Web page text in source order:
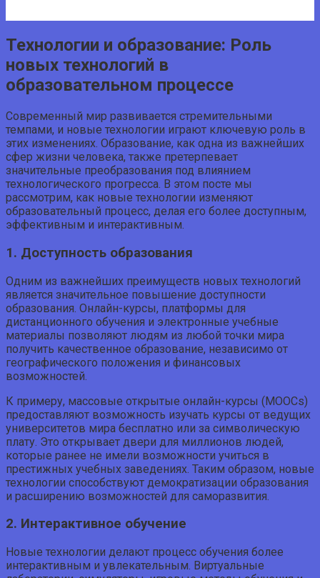
Технологии и образование: Роль
новых технологий в
образовательном процессе
Современный мир развивается стремительными
темпами, и новые технологии играют ключевую роль в
этих изменениях. Образование, как одна из важнейших
сфер жизни человека, также претерпевает
значительные преобразования под влиянием
технологического прогресса. В этом посте мы
рассмотрим, как новые технологии изменяют
образовательный процесс, делая его более доступным,
эффективным и интерактивным.
1. Доступность образования
Одним из важнейших преимуществ новых технологий
является значительное повышение доступности
образования. Онлайн-курсы, платформы для
дистанционного обучения и электронные учебные
материалы позволяют людям из любой точки мира
получить качественное образование, независимо от
географического положения и финансовых
возможностей.
К примеру, массовые открытые онлайн-курсы (MOOCs)
предоставляют возможность изучать курсы от ведущих
университетов мира бесплатно или за символическую
плату. Это открывает двери для миллионов людей,
которые ранее не имели возможности учиться в
престижных учебных заведениях. Таким образом, новые
технологии способствуют демократизации образования
и расширению возможностей для саморазвития.
2. Интерактивное обучение
Новые технологии делают процесс обучения более
интерактивным и увлекательным. Виртуальные